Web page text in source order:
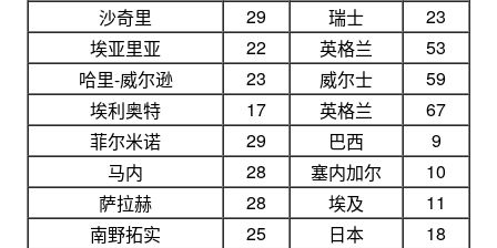
沙奇里
29 瑞士
23
埃亚里亚
22 英格兰
53
哈里-威尔逊
23 威尔士
59
埃利奥特
17 英格兰
67
菲尔米诺
29 巴西
9
马内
28 塞内加尔
10
萨拉赫
28 埃及
11
南野拓实
25 日本
18